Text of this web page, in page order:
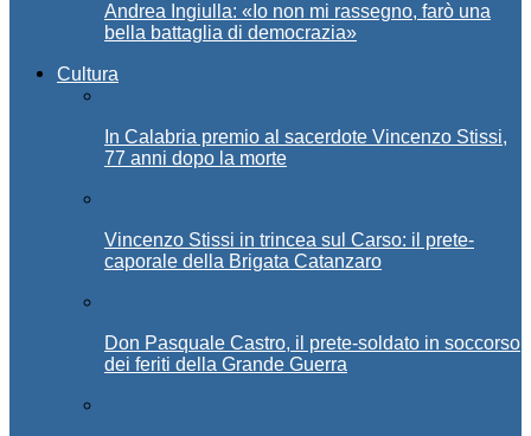
Andrea Ingiulla: «Io non mi rassegno, farò una
bella battaglia di democrazia»
Cultura
In Calabria premio al sacerdote Vincenzo Stissi,
77 anni dopo la morte
Vincenzo Stissi in trincea sul Carso: il prete-
caporale della Brigata Catanzaro
Don Pasquale Castro, il prete-soldato in soccorso
dei feriti della Grande Guerra